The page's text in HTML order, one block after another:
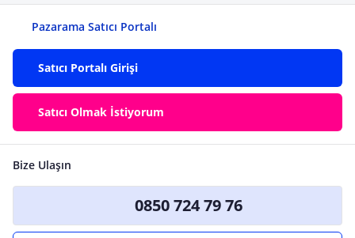
Pazarama Satıcı Portalı
Satıcı Portalı Girişi
Satıcı Olmak İstiyorum
Bize Ulaşın
0850 724 79 76